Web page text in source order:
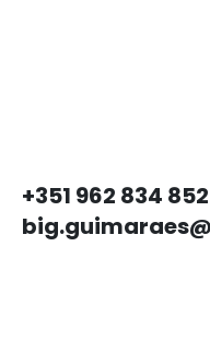
+351 962 834 852